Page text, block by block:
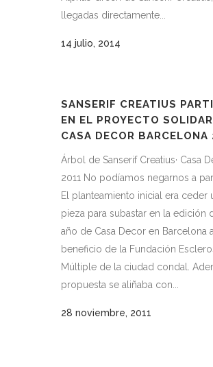
llegadas directamente...
14 julio, 2014
SANSERIF CREATIUS
EN EL PROYECTO
CASA DECOR BARCELONA
Árbol de Sanserif Creatius· Casa
2011 No podíamos negarnos a
El planteamiento inicial era ceder
pieza para subastar en la edición
año de Casa Decor en Barcelona a
beneficio de la Fundación
Múltiple de la ciudad condal.
propuesta se aliñaba con...
28 noviembre, 2011